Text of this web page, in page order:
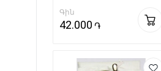
Գին
42.000 ֏